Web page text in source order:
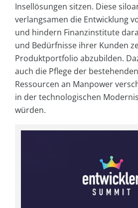
Insellösungen sitzen. Diese
verlangsamen die Entwicklung
und hindern Finanzinstitute
und Bedürfnisse ihrer Kunden
Produktportfolio abzubilden.
auch die Pflege der
Ressourcen an Manpower
in der technologischen
würden.